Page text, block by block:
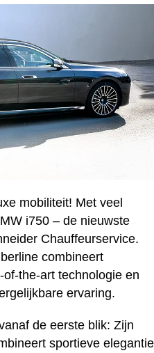
mobiliteit! Met veel
i750 – de nieuwste
Chauffeurservice.
combineert
the-art technologie en
ervaring.
de eerste blik: Zijn
sportieve elegantie